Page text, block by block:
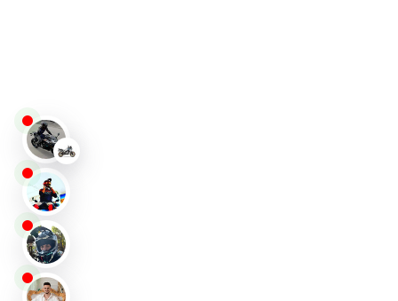
Borseta
Geanta
Rucsac
ECHIPAMENTE SKIJET
ACCESORII
CONSUMABILE